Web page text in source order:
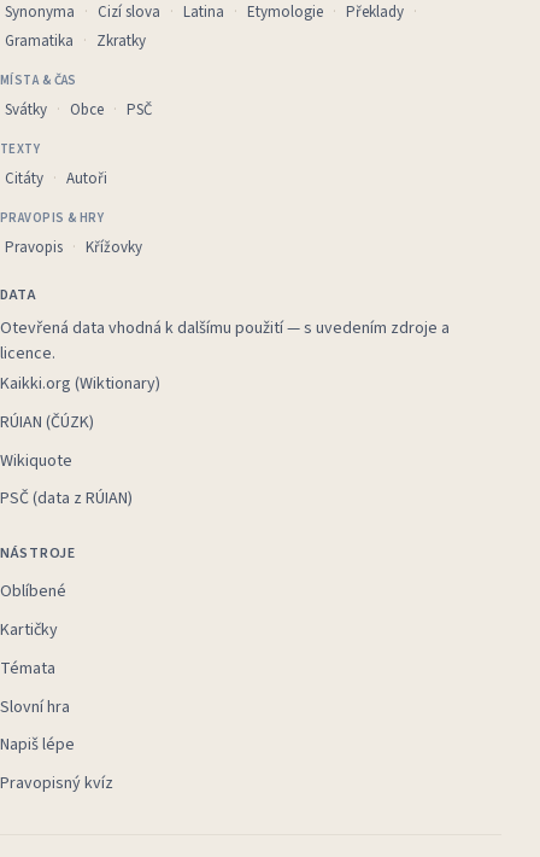
Synonyma Cizí slova Latina Etymologie
Překlady
Gramatika
Zkratky
MÍSTA & ČAS
Svátky Obce PSČ
TEXTY
Citáty Autoři
PRAVOPIS & HRY
Pravopis Křížovky
DATA
Otevřená data vhodná k dalšímu použití — s uvedením zdroje a
licence.
Kaikki.org (Wiktionary)
RÚIAN (ČÚZK)
Wikiquote
PSČ (data z RÚIAN)
NÁSTROJE
Oblíbené
Kartičky
Témata
Slovní hra
Napiš lépe
Pravopisný kvíz